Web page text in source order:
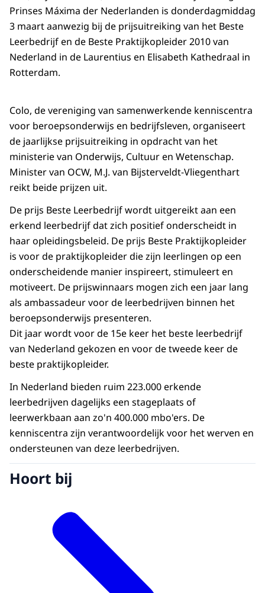
Prinses Máxima der Nederlanden is donderdagmiddag
3 maart aanwezig bij de prijsuitreiking van het Beste
Leerbedrijf en de Beste Praktijkopleider 2010 van
Nederland in de Laurentius en Elisabeth Kathedraal in
Rotterdam.
Colo, de vereniging van samenwerkende kenniscentra
voor beroepsonderwijs en bedrijfsleven, organiseert
de jaarlijkse prijsuitreiking in opdracht van het
ministerie van Onderwijs, Cultuur en Wetenschap.
Minister van OCW, M.J. van Bijsterveldt-Vliegenthart
reikt beide prijzen uit.
De prijs Beste Leerbedrijf wordt uitgereikt aan een
erkend leerbedrijf dat zich positief onderscheidt in
haar opleidingsbeleid. De prijs Beste Praktijkopleider
is voor de praktijkopleider die zijn leerlingen op een
onderscheidende manier inspireert, stimuleert en
motiveert. De prijswinnaars mogen zich een jaar lang
als ambassadeur voor de leerbedrijven binnen het
beroepsonderwijs presenteren.
Dit jaar wordt voor de 15e keer het beste leerbedrijf
van Nederland gekozen en voor de tweede keer de
beste praktijkopleider.
In Nederland bieden ruim 223.000 erkende
leerbedrijven dagelijks een stageplaats of
leerwerkbaan aan zo'n 400.000 mbo'ers. De
kenniscentra zijn verantwoordelijk voor het werven en
ondersteunen van deze leerbedrijven.
Hoort bij